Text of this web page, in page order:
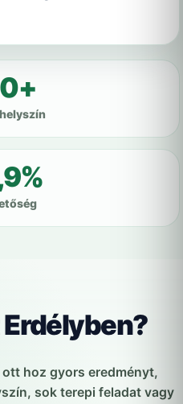
hoz gyors eredményt,
sok terepi feladat vagy